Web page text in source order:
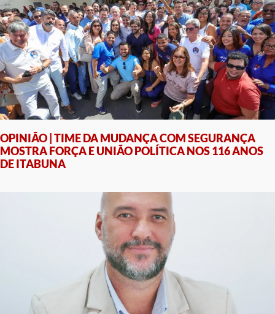
OPINIÃO | TIME DA MUDANÇA COM SEGURANÇA
MOSTRA FORÇA E UNIÃO POLÍTICA NOS 116 ANOS
DE ITABUNA